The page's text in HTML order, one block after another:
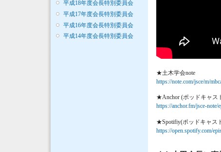
平成18年度会長特別委員会
平成17年度会長特別委員会
平成16年度会長特別委員会
平成14年度会長特別委員会
★土木学会note
https://note.com/jsce/m/
★Anchor (ポッドキャス
https://anchor.fm/jsce-note/
★Spotifiy(ポッドキャス
https://open.spotify.com/